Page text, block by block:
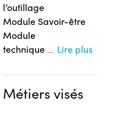
l’outillage
Module Savoir-être
Module
technique ... Lire plus
Métiers visés